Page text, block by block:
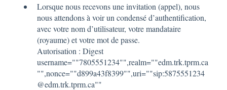
Lorsque nous recevons une invitation (appel), nous
nous attendons à voir un condensé d’authentification,
avec votre nom d’utilisateur, votre mandataire
(royaume) et votre mot de passe.
Autorisation : Digest
username=""7805551234"",realm=""edm.trk.tprm.ca
"",nonce=""d899a43f8399"",uri=""sip:5875551234
@edm.trk.tprm.ca""